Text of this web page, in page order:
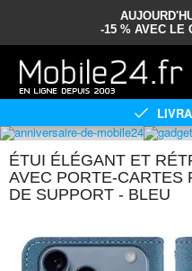
-15 % AVEC LE
ÉTUI ÉLÉGANT ET
AVEC PORTE-CARTES
DE SUPPORT - BLEU